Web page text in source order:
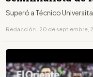
Superó a Técnico
Redacción · 20 de septiembre,